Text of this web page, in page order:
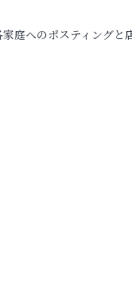
庭へのポスティングと